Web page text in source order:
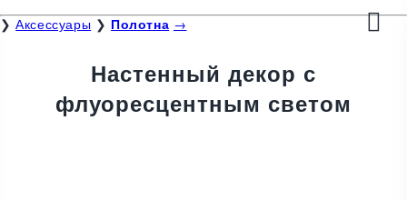
❯ Аксессуары ❯ Полотна →
Настенный декор с
флуоресцентным светом